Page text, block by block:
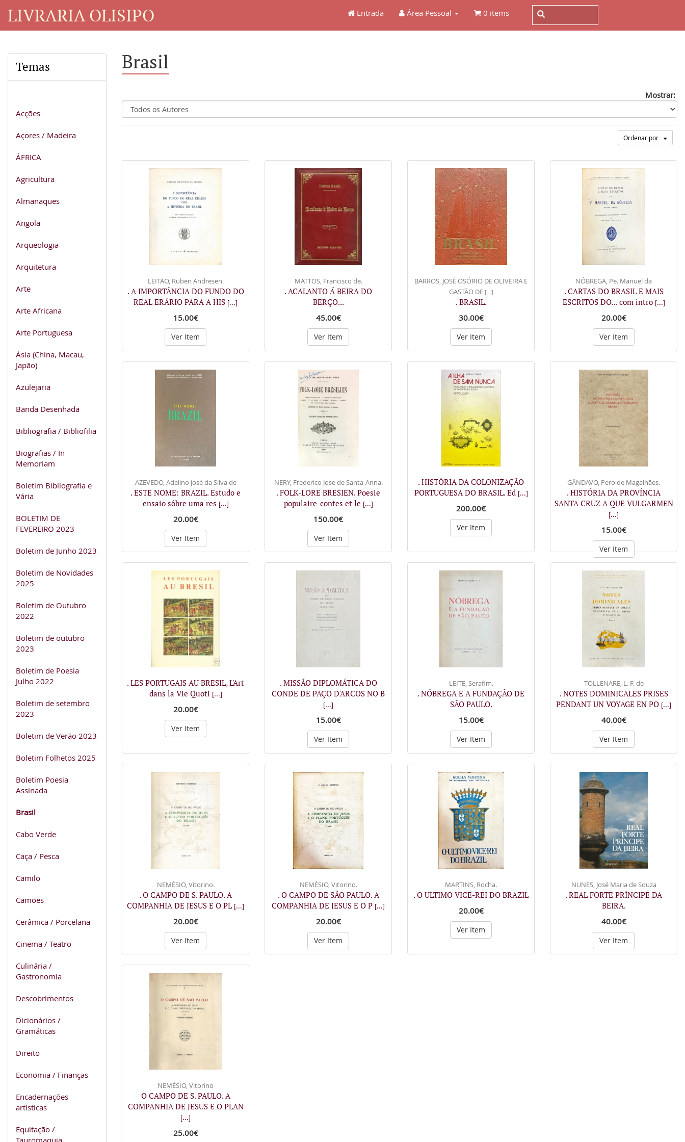
LIVRARIA OLISIPO Entrada Área Pessoal 0 items
Temas
Acções
Açores / Madeira
ÁFRICA
Agricultura
Almanaques
Angola
Arqueologia
Arquitetura
Arte
Arte Africana
Arte Portuguesa
Ásia (China, Macau,
Japão)
Azulejaria
Banda Desenhada
Bibliografia / Bibliofilia
Biografias / In
Memoriam
Boletim Bibliografia e
Vária
BOLETIM DE
FEVEREIRO 2023
Boletim de Junho 2023
Boletim de Novidades
2025
Boletim de Outubro
2022
Boletim de outubro
2023
Boletim de Poesia
Julho 2022
Boletim de setembro
2023
Boletim de Verão 2023
Boletim Folhetos 2025
Boletim Poesia
Assinada
Brasil
Cabo Verde
Caça / Pesca
Camilo
Camões
Cerâmica / Porcelana
Cinema / Teatro
Culinária /
Gastronomia
Descobrimentos
Dicionários /
Gramáticas
Direito
Economia / Finanças
Encadernações
artísticas
Equitação /
Tauromaquia
Brasil
Mostrar:
Ordenar por
LEITÃO, Ruben Andresen.
. A IMPORTÂNCIA DO FUNDO DO
REAL ERÁRIO PARA A HIS [...]
15.00€
Ver Item
MATTOS, Francisco de.
. ACALANTO Á BEIRA DO
BERÇO...
45.00€
Ver Item
BARROS, JOSÉ OSÓRIO DE OLIVEIRA E
GASTÃO DE [...]
. BRASIL.
30.00€
Ver Item
NÓBREGA, Pe. Manuel da
. CARTAS DO BRASIL E MAIS
ESCRITOS DO... com intro [...]
20.00€
Ver Item
AZEVEDO, Adelino josé da Silva de
. ESTE NOME: BRAZIL. Estudo e
ensaio sôbre uma res [...]
20.00€
Ver Item
NERY, Frederico Jose de Santa-Anna.
. FOLK-LORE BRESIEN. Poesie
populaire-contes et le [...]
150.00€
Ver Item
. HISTÓRIA DA COLONIZAÇÃO
PORTUGUESA DO BRASIL. Ed [...]
200.00€
Ver Item
GÂNDAVO, Pero de Magalhães.
. HISTÓRIA DA PROVÍNCIA
SANTA CRUZ A QUE VULGARMEN
[...]
15.00€
Ver Item
. LES PORTUGAIS AU BRESIL, L'Art
dans la Vie Quoti [...]
20.00€
Ver Item
. MISSÃO DIPLOMÁTICA DO
CONDE DE PAÇO D'ARCOS NO B
[...]
15.00€
Ver Item
LEITE, Serafim.
. NÓBREGA E A FUNDAÇÃO DE
SÃO PAULO.
15.00€
Ver Item
TOLLENARE, L. F. de
. NOTES DOMINICALES PRISES
PENDANT UN VOYAGE EN PO [...]
40.00€
Ver Item
NEMÉSIO, Vitorino.
. O CAMPO DE S. PAULO. A
COMPANHIA DE JESUS E O PL [...]
20.00€
Ver Item
NEMÉSIO, Vitorino.
. O CAMPO DE SÃO PAULO. A
COMPANHIA DE JESUS E O P [...]
20.00€
Ver Item
MARTINS, Rocha.
. O ULTIMO VICE-REI DO BRAZIL
20.00€
Ver Item
NUNES, José Maria de Souza
. REAL FORTE PRÍNCIPE DA
BEIRA.
40.00€
Ver Item
NEMÉSIO, Vitorino
O CAMPO DE S. PAULO. A
COMPANHIA DE JESUS E O PLAN
[...]
25.00€